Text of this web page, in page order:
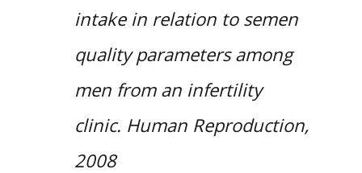
intake in relation to semen
quality parameters among
men from an infertility
clinic. Human Reproduction,
2008